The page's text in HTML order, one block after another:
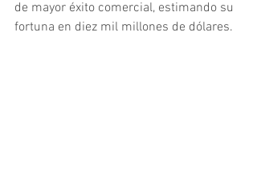
de mayor éxito comercial, estimando su
fortuna en diez mil millones de dólares.